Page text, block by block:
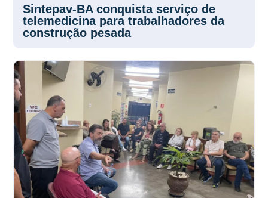
Sintepav-BA conquista serviço de
telemedicina para trabalhadores da
construção pesada